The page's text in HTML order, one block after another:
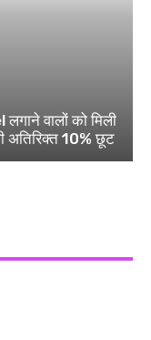
वालों को मिली
अतिरिक्त 10% छूट